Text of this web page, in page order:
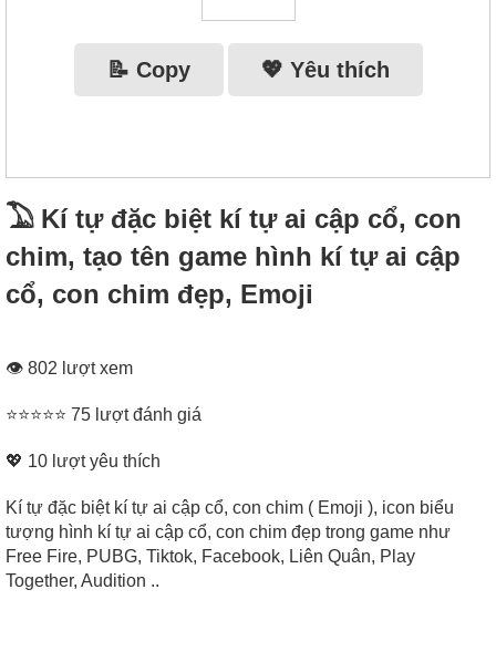
📝 Copy 💖 Yêu thích
𓅐 Kí tự đặc biệt kí tự ai cập cổ, con
chim, tạo tên game hình kí tự ai cập
cổ, con chim đẹp, Emoji
👁 802 lượt xem
⭐⭐⭐⭐⭐ 75 lượt đánh giá
💖 10 lượt yêu thích
Kí tự đặc biệt kí tự ai cập cổ, con chim ( Emoji ), icon biểu
tượng hình kí tự ai cập cổ, con chim đẹp trong game như
Free Fire, PUBG, Tiktok, Facebook, Liên Quân, Play
Together, Audition ..